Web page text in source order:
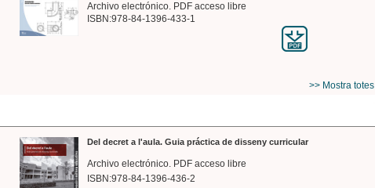
Archivo electrónico. PDF acceso libre
ISBN:978-84-1396-433-1
>> Mostra totes
Del decret a l'aula. Guia práctica de disseny curricular
Archivo electrónico. PDF acceso libre
ISBN:978-84-1396-436-2